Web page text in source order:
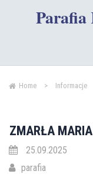
Parafia
Home > Informacje
ZMARŁA
25.09.2025
parafia